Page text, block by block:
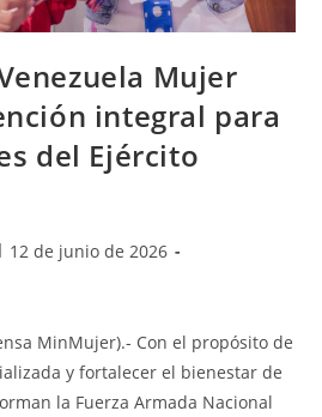
Mujer
integral para
del Ejército
12 de junio de 2026
MinMujer).- Con el propósito de
y fortalecer el bienestar de
la Fuerza Armada Nacional